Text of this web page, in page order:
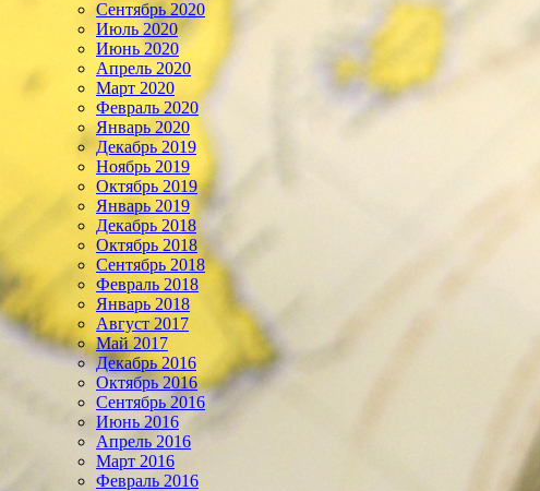
Сентябрь 2020
Июль 2020
Июнь 2020
Апрель 2020
Март 2020
Февраль 2020
Январь 2020
Декабрь 2019
Ноябрь 2019
Октябрь 2019
Январь 2019
Декабрь 2018
Октябрь 2018
Сентябрь 2018
Февраль 2018
Январь 2018
Август 2017
Май 2017
Декабрь 2016
Октябрь 2016
Сентябрь 2016
Июнь 2016
Апрель 2016
Март 2016
Февраль 2016